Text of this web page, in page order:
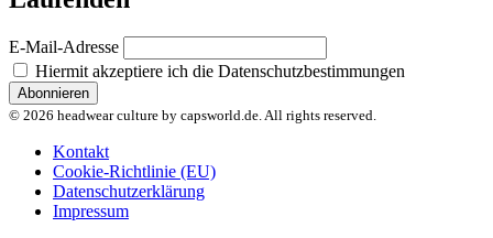
E-Mail-Adresse
Hiermit akzeptiere ich die Datenschutzbestimmungen
© 2026 headwear culture by capsworld.de. All rights reserved.
Kontakt
Cookie-Richtlinie (EU)
Datenschutzerklärung
Impressum